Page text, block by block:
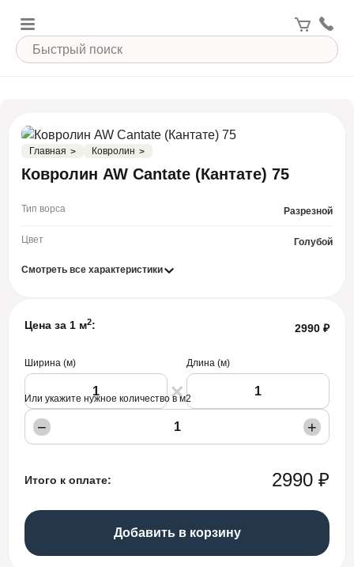
Главная Ковролин
Ковролин AW Cantate (Кантате) 75
Тип ворса Разрезной
Цвет Голубой
Смотреть все характеристики
Ширина (м) Длина (м)
Или укажите нужное количество в м2
− +
Цена за 1 м2: 2990 ₽
Итого к оплате: 2990 ₽
Добавить в корзину